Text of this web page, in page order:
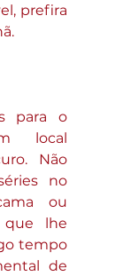
prefira
para o
local
Não
no
ou
que lhe
tempo
de